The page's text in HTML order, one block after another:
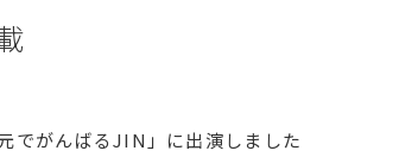
でがんばるJIN」に出演しました